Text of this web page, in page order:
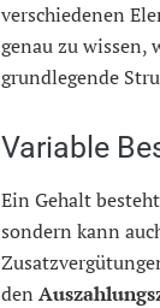
verschiedenen
genau zu wissen,
grundlegende
Variable
Ein Gehalt
sondern kann
den